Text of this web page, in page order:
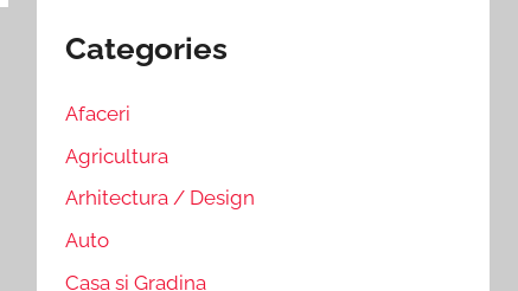
Categories
Afaceri
Agricultura
Arhitectura / Design
Auto
Casa si Gradina